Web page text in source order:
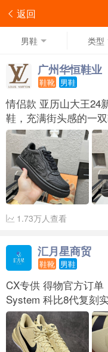
返回
男鞋 类型
广州华恒鞋业
鞋靴 男鞋
情侣款 亚历山大王24
鞋，充满街头感的一
1.73万人查看
汇月星商贸
鞋靴 男鞋
CX专供 得物官方订
System 科比8代复刻